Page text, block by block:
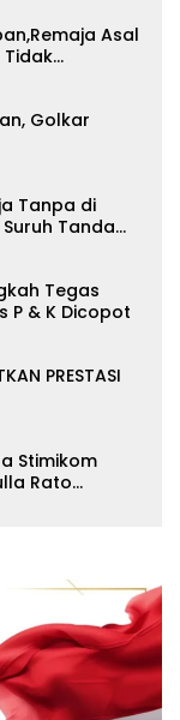
Asal
Tidak
Golkar
Tanpa di
Tanda
Tegas
P & K Dicopot
PRESTASI
Stimikom
Rato